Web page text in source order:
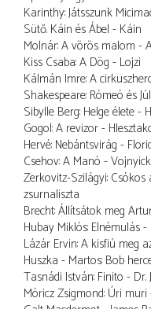
Karinthy: Játsszunk
Sütő. Káin és Ábel - Káin
Molnár: A vörös malom -
Kiss Csaba: A Dög - Lojzi
Kálmán Imre: A
Shakespeare: Rómeó és
Sibylle Berg: Helge élete -
Gogol: A revizor -
Hervé: Nebántsvirág -
Csehov: A Manó -
Zerkovitz-Szilágyi:
zsurnaliszta
Brecht: Állítsátok meg
Hubay Miklós: Elnémulás -
Lázár Ervin: A kisfiú meg
Huszka - Martos: Bob
Tasnádi István: Finito -
Móricz Zsigmond: Úri